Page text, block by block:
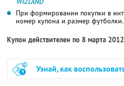
При формировании покупки в
номер купона и размер футболки.
Купон действителен по 8 марта
Узнай, как